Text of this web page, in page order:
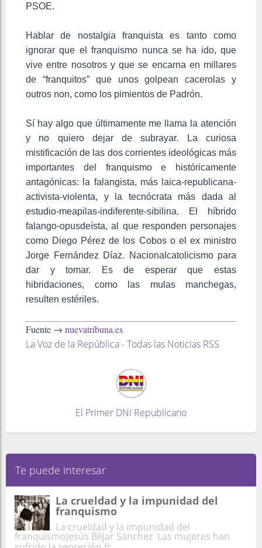
PSOE.
Hablar de nostalgia franquista es tanto como
ignorar que el franquismo nunca se ha ido, que
vive entre nosotros y que se encarna en millares
de “franquitos” que unos golpean cacerolas y
outros non, como los pimientos de Padrón.
Sí hay algo que últimamente me llama la atención
y no quiero dejar de subrayar. La curiosa
mistificación de las dos corrientes ideológicas más
importantes del franquismo e históricamente
antagónicas: la falangista, más laica-republicana-
activista-violenta, y la tecnócrata más dada al
estudio-meapilas-indiferente-sibilina. El híbrido
falango-opusdeísta, al que responden personajes
como Diego Pérez de los Cobos o el ex ministro
Jorge Fernández Díaz. Nacionalcatolicismo para
dar y tomar. Es de esperar que estas
hibridaciones, como las mulas manchegas,
resulten estériles.
Fuente → nuevatribuna.es
La Voz de la República - Todas las Noticias RSS
El Primer DNI Republicano
Te puede interesar
La crueldad y la impunidad del
franquismo
La crueldad y la impunidad del
franquismoJesús Béjar Sánchez Las mujeres han